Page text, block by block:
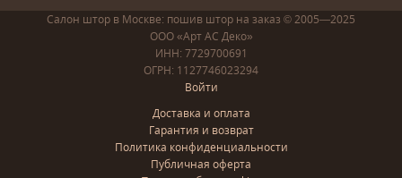
Салон штор в Москве: пошив штор на заказ © 2005—2025
ООО «Арт АС Деко»
ИНН: 7729700691
ОГРН: 1127746023294
Войти
Доставка и оплата
Гарантия и возврат
Политика конфиденциальности
Публичная оферта